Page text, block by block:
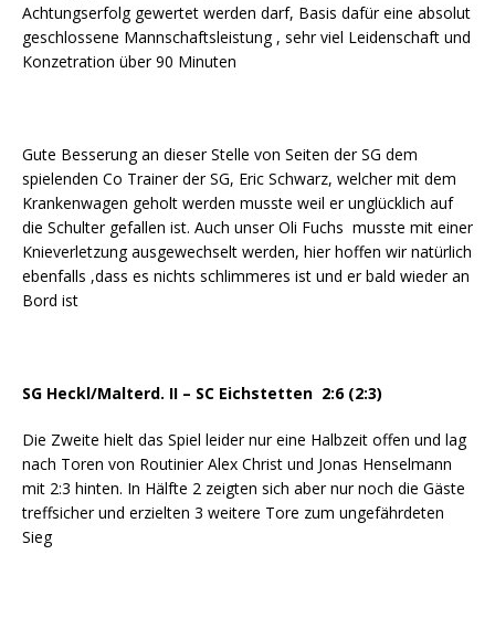
Achtungserfolg gewertet werden darf, Basis dafür eine absolut
geschlossene Mannschaftsleistung , sehr viel Leidenschaft und
Konzetration über 90 Minuten
Gute Besserung an dieser Stelle von Seiten der SG dem
spielenden Co Trainer der SG, Eric Schwarz, welcher mit dem
Krankenwagen geholt werden musste weil er unglücklich auf
die Schulter gefallen ist. Auch unser Oli Fuchs musste mit einer
Knieverletzung ausgewechselt werden, hier hoffen wir natürlich
ebenfalls ,dass es nichts schlimmeres ist und er bald wieder an
Bord ist
SG Heckl/Malterd. II – SC Eichstetten 2:6 (2:3)
Die Zweite hielt das Spiel leider nur eine Halbzeit offen und lag
nach Toren von Routinier Alex Christ und Jonas Henselmann
mit 2:3 hinten. In Hälfte 2 zeigten sich aber nur noch die Gäste
treffsicher und erzielten 3 weitere Tore zum ungefährdeten
Sieg